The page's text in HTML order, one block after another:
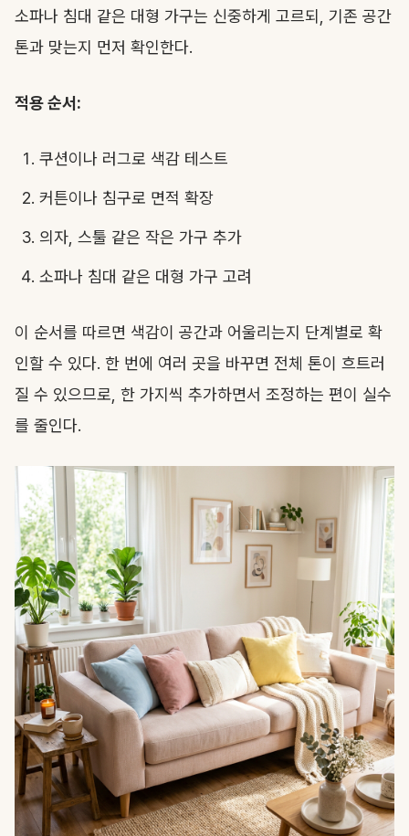
소파나 침대 같은 대형 가구는 신중하게 고르되, 기존 공간
톤과 맞는지 먼저 확인한다.
적용 순서:
쿠션이나 러그로 색감 테스트
커튼이나 침구로 면적 확장
의자, 스툴 같은 작은 가구 추가
소파나 침대 같은 대형 가구 고려
이 순서를 따르면 색감이 공간과 어울리는지 단계별로 확
인할 수 있다. 한 번에 여러 곳을 바꾸면 전체 톤이 흐트러
질 수 있으므로, 한 가지씩 추가하면서 조정하는 편이 실수
를 줄인다.